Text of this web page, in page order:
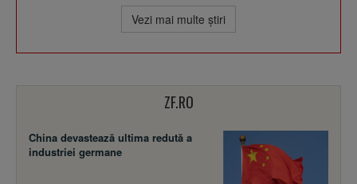
Vezi mai multe ştiri
ZF.RO
China devastează ultima redută a
industriei germane